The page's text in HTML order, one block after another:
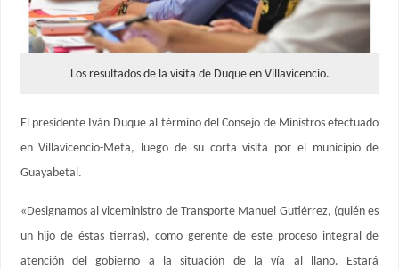
Los resultados de la visita de Duque en Villavicencio.
El presidente Iván Duque al término del Consejo de Ministros efectuado
en Villavicencio-Meta, luego de su corta visita por el municipio de
Guayabetal.
«Designamos al viceministro de Transporte Manuel Gutiérrez, (quién es
un hijo de éstas tierras), como gerente de este proceso integral de
atención del gobierno a la situación de la vía al llano. Estará